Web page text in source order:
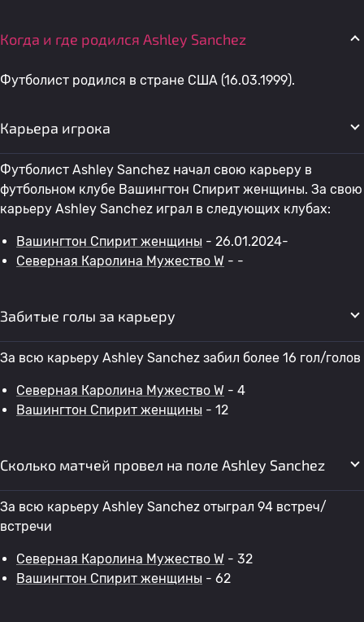
Когда и где родился Ashley Sanchez
Футболист родился в стране США (16.03.1999).
Карьера игрока
Футболист Ashley Sanchez начал свою карьеру в
футбольном клубе Вашингтон Спирит женщины. За свою
карьеру Ashley Sanchez играл в следующих клубах:
Вашингтон Спирит женщины - 26.01.2024-
Северная Каролина Мужество W - -
Забитые голы за карьеру
За всю карьеру Ashley Sanchez забил более 16 гол/голов
Северная Каролина Мужество W - 4
Вашингтон Спирит женщины - 12
Сколько матчей провел на поле Ashley Sanchez
За всю карьеру Ashley Sanchez отыграл 94 встреч/
встречи
Северная Каролина Мужество W - 32
Вашингтон Спирит женщины - 62